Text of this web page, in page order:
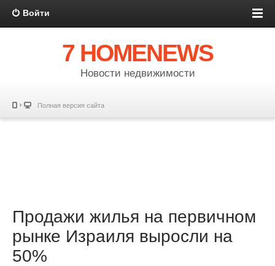
Войти
7 HOMENEWS
Новости недвижимости
Полная версия сайта
Продажи жилья на первичном
рынке Израиля выросли на
50%